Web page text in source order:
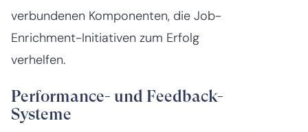
verbundenen Komponenten, die Job-
Enrichment-Initiativen zum Erfolg
verhelfen.
Performance- und Feedback-
Systeme